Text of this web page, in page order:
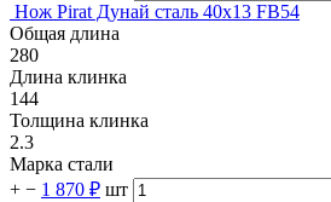
Нож Pirat Дунай сталь 40х13 FB54
Общая длина
280
Длина клинка
144
Толщина клинка
2.3
Марка стали
+ − 1 870 ₽ шт